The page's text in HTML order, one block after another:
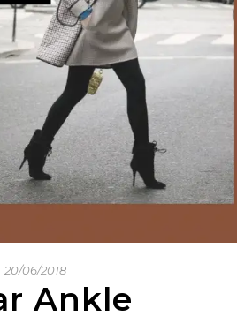
Ankle
20/06/2018